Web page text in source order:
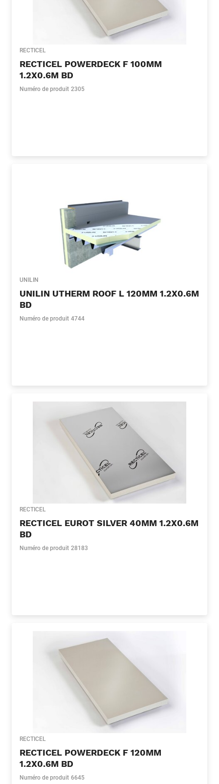
RECTICEL
RECTICEL POWERDECK F 100MM
1.2X0.6M BD
Numéro de produit 2305
UNILIN
UNILIN UTHERM ROOF L 120MM 1.2X0.6M
BD
Numéro de produit 4744
RECTICEL
RECTICEL EUROT SILVER 40MM 1.2X0.6M
BD
Numéro de produit 28183
RECTICEL
RECTICEL POWERDECK F 120MM
1.2X0.6M BD
Numéro de produit 6645